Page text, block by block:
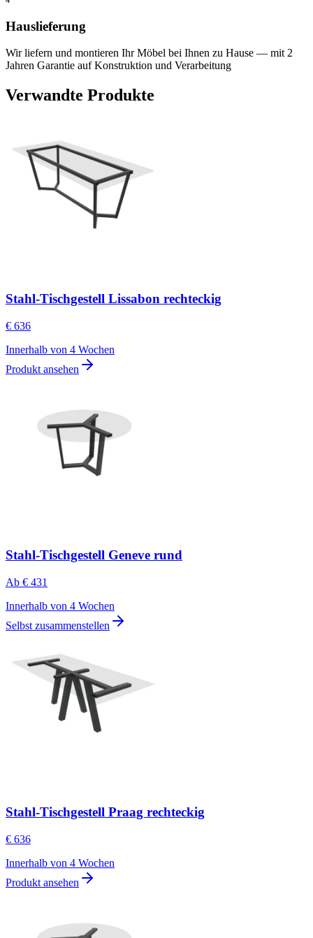
Hauslieferung
Wir liefern und montieren Ihr Möbel bei Ihnen zu Hause — mit 2
Jahren Garantie auf Konstruktion und Verarbeitung
Verwandte Produkte
Stahl-Tischgestell Lissabon rechteckig
€ 636
Innerhalb von 4 Wochen
Produkt ansehen
Stahl-Tischgestell Geneve rund
Ab € 431
Innerhalb von 4 Wochen
Selbst zusammenstellen
Stahl-Tischgestell Praag rechteckig
€ 636
Innerhalb von 4 Wochen
Produkt ansehen